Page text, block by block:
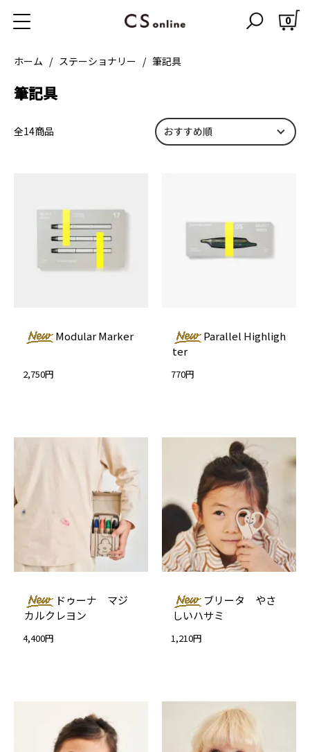
0
ホーム ステーショナリー 筆記具
筆記具
全14商品
Modular Marker
2,750円
Parallel Highligh
ter
770円
ドゥーナ マジ
カルクレヨン
4,400円
ブリータ やさ
しいハサミ
1,210円